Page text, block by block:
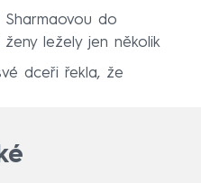
do
ležely jen několik
dceři řekla, že